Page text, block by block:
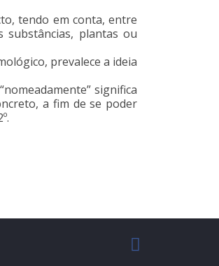
tendo em conta, entre
substâncias, plantas ou
prevalece a ideia
significa
a fim de se poder